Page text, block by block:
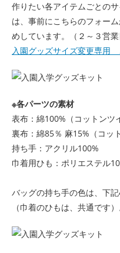
作りたい各アイテムごとの
は、事前にこちらのフォー
めしています。（２～３営
入園グッズサイズ変更専用
※各パーツの素材
表布：綿100%（コットンツ
裏布：綿85％ 麻15%（コッ
持ち手：アクリル100%
巾着用ひも：ポリエステル
バッグの持ち手の色は、下
（巾着のひもは、共通です）